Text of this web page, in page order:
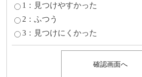
1：見つけやすかった
2：ふつう
3：見つけにくかった